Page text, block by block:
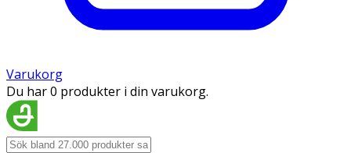
Varukorg
Du har 0 produkter i din varukorg.